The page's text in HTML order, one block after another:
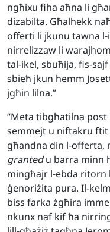
ngħixu fiha aħna li
dizabilta. Għalhekk
offerti li jkunu tawna
nirrelizzaw li
tal-ikel, sbuħija, fis-
sbieħ jkun hemm
jgħin lilna.”
“Meta tibgħatilna
semmejt u niftakru
għandna din l-offerta,
grantedu barra minn
mingħajr l-ebda
ġenoriżita pura. Il-
biss farka żgħira
nkunx naf kif ħa